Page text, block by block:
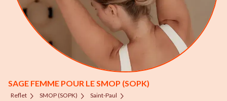
SAGE FEMME POUR LE SMOP (SOPK)
Reflet SMOP (SOPK)
Saint-Paul